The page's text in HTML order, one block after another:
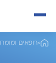
>רופאים